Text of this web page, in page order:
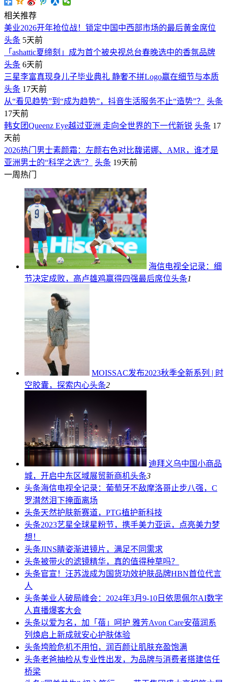
相关推荐
美业2026开年抢位战！锁定中国中西部市场的最后黄金席位
头条 5天前
「ashattic夏缔刻」成为首个被央视总台春晚选中的香氛品牌
头条 6天前
三星李富真现身儿子毕业典礼 静奢不拼Logo赢在细节与本质
头条 17天前
从“看见趋势”到“成为趋势”，抖音生活服务不止“造势”？
头条
17天前
韩女团Queenz Eye越过亚洲 走向全世界的下一代新锐 头条 17
天前
2026热门男士素颜霜：左颜右色对比馥诺娜、AMR，谁才是
亚洲男士的“科学之选”？
头条 19天前
一周热门
海信电视全记录：细
节决定成败，高卢雄鸡赢得四强最后席位头条1
MOISSAC发布2023秋季全新系列 | 时
空胶囊，探索内心头条2
迪拜义乌中国小商品
城，开启中东区域展贸新商机头条3
头条海信电视全记录：葡萄牙不敌摩洛哥止步八强，C
罗潸然泪下掩面离场
头条天然护肤新赛道，PTG植护新科技
头条2023艺星全球星粉节，携手美力亚运，点亮美力梦
想！
头条JINS睛姿渐进镜片，满足不同需求
头条被带火的滤镜精华，真的值得种草吗？
头条官宣！汪苏泷成为国货功效护肤品牌HBN首位代言
人
头条美业人破局峰会：2024年3月9-10日依思佩尔AI数字
人直播爆客大会
头条以爱为名，加「蓓」呵护 雅芳Avon Care安蓓润系
列焕启上新成就安心护肤体验
头条垮脸危机不用怕，润百颜让肌肤充盈饱满
头条老爸抽检从专业性出发，为品牌与消费者搭建信任
桥梁